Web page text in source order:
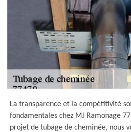
La transparence et la compétitivité
fondamentales chez MJ Ramonage
projet de tubage de cheminée, nous